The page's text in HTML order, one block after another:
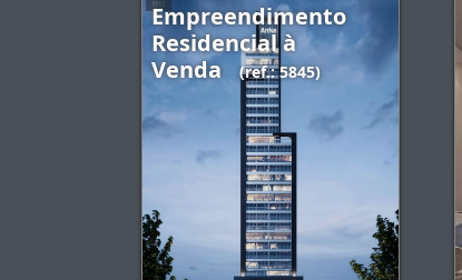
Empreendimento
Residencial à
Venda
(ref.: 5845)